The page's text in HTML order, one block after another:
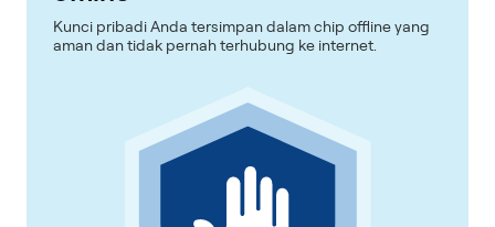
Kunci pribadi Anda tersimpan dalam chip offline yang
aman dan tidak pernah terhubung ke internet.